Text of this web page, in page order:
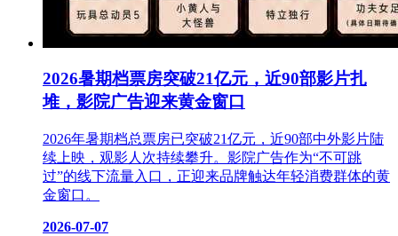
2026暑期档票房突破21亿元，近90部影片扎
堆，影院广告迎来黄金窗口
2026年暑期档总票房已突破21亿元，近90部中外影片陆
续上映，观影人次持续攀升。影院广告作为“不可跳
过”的线下流量入口，正迎来品牌触达年轻消费群体的黄
金窗口。
2026-07-07